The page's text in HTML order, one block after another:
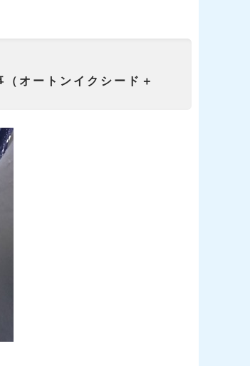
オートンイクシード＋